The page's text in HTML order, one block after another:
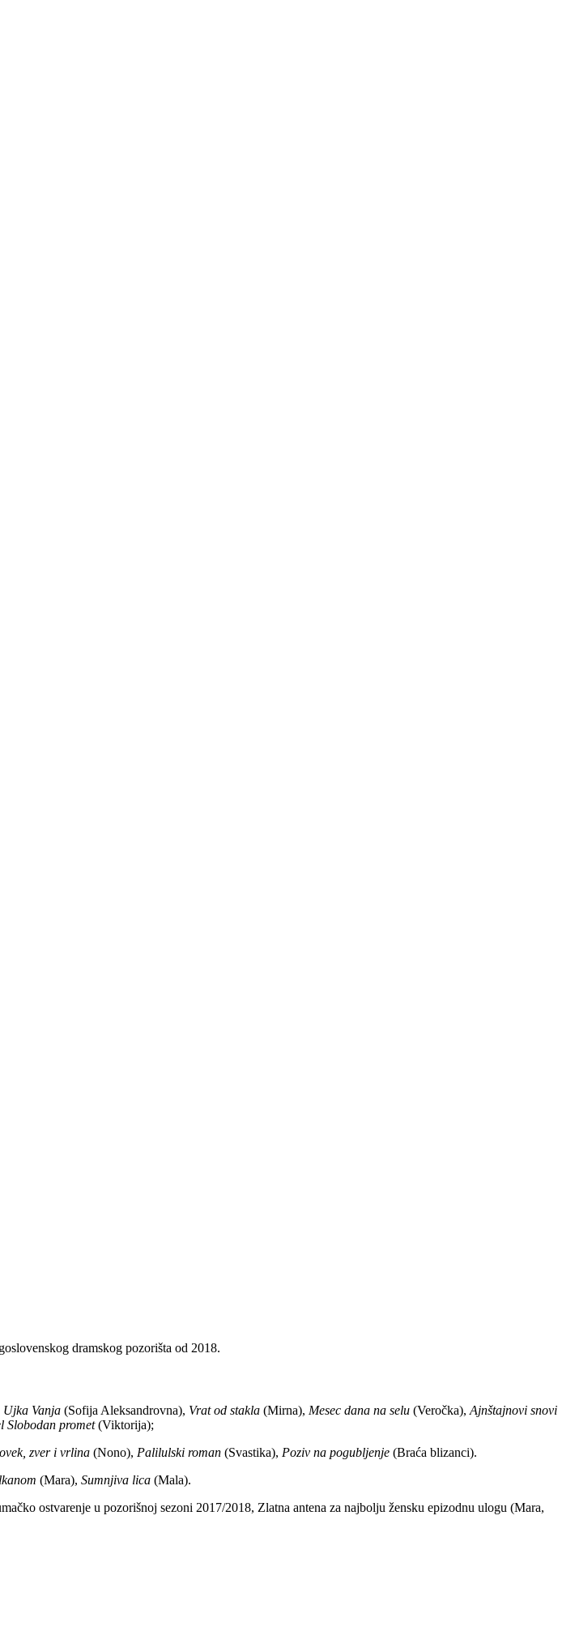
dramskog pozorišta od 2018.
Ujka Vanja (Sofija Aleksandrovna), Vrat od stakla (Mirna), Mesec dana na selu (Veročka), Ajnštajnovi snovi
Slobodan promet(Viktorija);
zver i vrlina (Nono), Palilulski roman (Svastika), Poziv na pogubljenje (Braća blizanci).
(Mara), Sumnjiva lica (Mala).
ostvarenje u pozorišnoj sezoni 2017/2018, Zlatna antena za najbolju žensku epizodnu ulogu (Mara,